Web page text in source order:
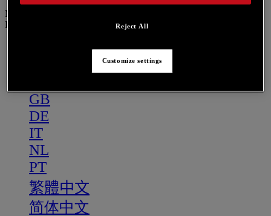
Menu
FR
GB
DE
IT
NL
PT
繁體中文
简体中文
Reject All
Customize settings